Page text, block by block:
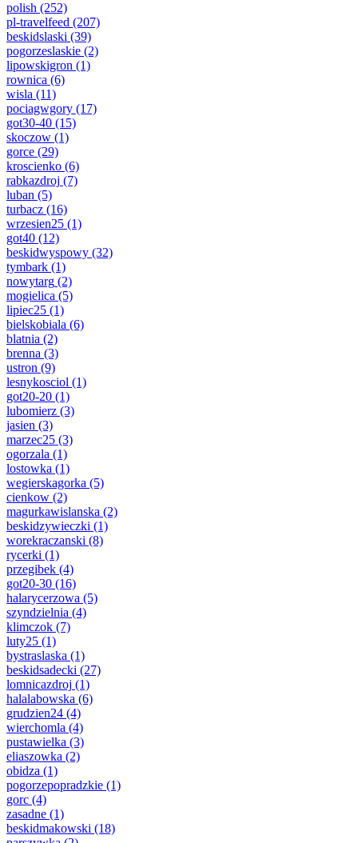
polish (252)
pl-travelfeed (207)
beskidslaski (39)
pogorzeslaskie (2)
lipowskigron (1)
rownica (6)
wisla (11)
pociagwgory (17)
got30-40 (15)
skoczow (1)
gorce (29)
kroscienko (6)
rabkazdroj (7)
luban (5)
turbacz (16)
wrzesien25 (1)
got40 (12)
beskidwyspowy (32)
tymbark (1)
nowytarg (2)
mogielica (5)
lipiec25 (1)
bielskobiala (6)
blatnia (2)
brenna (3)
ustron (9)
lesnykosciol (1)
got20-20 (1)
lubomierz (3)
jasien (3)
marzec25 (3)
ogorzala (1)
lostowka (1)
wegierskagorka (5)
cienkow (2)
magurkawislanska (2)
beskidzywieczki (1)
worekraczanski (8)
rycerki (1)
przegibek (4)
got20-30 (16)
halarycerzowa (5)
szyndzielnia (4)
klimczok (7)
luty25 (1)
bystraslaska (1)
beskidsadecki (27)
lomnicazdroj (1)
halalabowska (6)
grudzien24 (4)
wierchomla (4)
pustawielka (3)
eliaszowka (2)
obidza (1)
pogorzepopradzkie (1)
gorc (4)
zasadne (1)
beskidmakowski (18)